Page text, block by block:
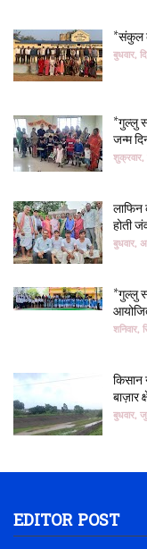
*संकुल
बुधवार,
*गुल्लु
जन्म
लाफिन
होती
बुधवार,
*गुल्लु
किसान
बाज़ार
बुधवार,
EDITOR POST